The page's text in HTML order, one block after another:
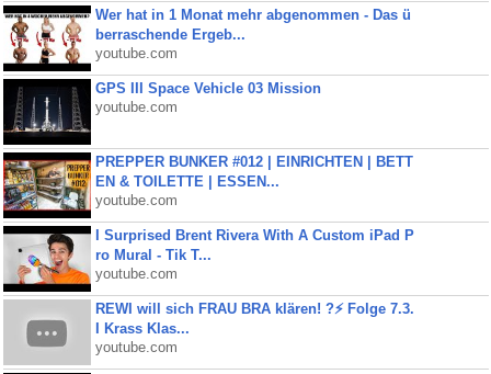
Wer hat in 1 Monat mehr abgenommen - Das ü
berraschende Ergeb...
youtube.com
GPS III Space Vehicle 03 Mission
youtube.com
PREPPER BUNKER #012 | EINRICHTEN | BETT
EN & TOILETTE | ESSEN...
youtube.com
I Surprised Brent Rivera With A Custom iPad P
ro Mural - Tik T...
youtube.com
REWI will sich FRAU BRA klären! ?⚡️ Folge 7.3.
I Krass Klas...
youtube.com